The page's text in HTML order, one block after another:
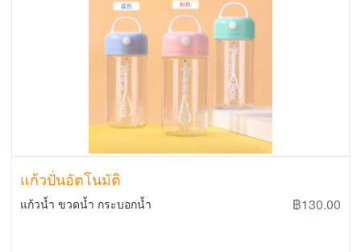
แก้วปั่นอัตโนมัติ
แก้วน้ำ ขวดน้ำ กระบอกน้ำ ฿130.00